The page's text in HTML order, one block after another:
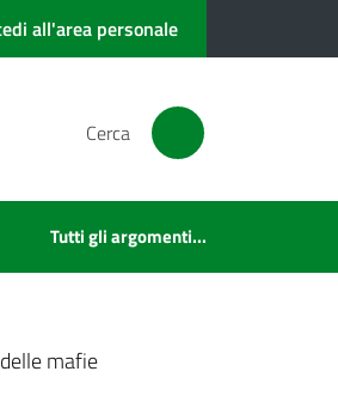
all'area personale
Cerca
Tutti gli argomenti...
mafie